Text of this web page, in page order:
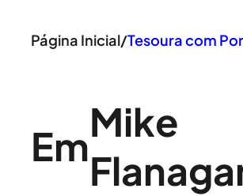
Página Inicial/Tesoura com
Em
Mike